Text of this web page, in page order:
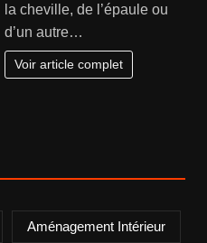
la cheville, de l’épaule ou
d’un autre…
Voir article complet
Aménagement Intérieur